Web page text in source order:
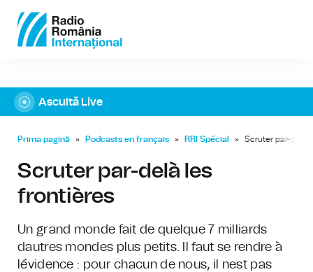
Ascultă Live
Prima pagină » Podcasts en français » RRI Spécial » Scruter par-delà
Scruter par-delà les
frontières
Un grand monde fait de quelque 7 milliards
dautres mondes plus petits. Il faut se rendre à
lévidence : pour chacun de nous, il nest pas